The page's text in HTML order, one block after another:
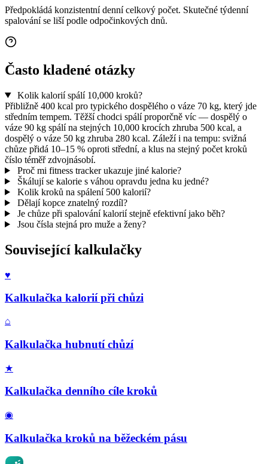
Předpokládá konzistentní denní celkový počet. Skutečné týdenní
spalování se liší podle odpočinkových dnů.
Často kladené otázky
Kolik kalorií spálí 10,000 kroků?
Přibližně 400 kcal pro typického dospělého o váze 70 kg, který jde
středním tempem. Těžší chodci spálí proporčně víc — dospělý o
váze 90 kg spálí na stejných 10,000 krocích zhruba 500 kcal, a
dospělý o váze 50 kg zhruba 280 kcal. Záleží i na tempu: svižná
chůze přidá 10–15 % oproti střední, a klus na stejný počet kroků
číslo téměř zdvojnásobí.
Proč mi fitness tracker ukazuje jiné kalorie?
Škálují se kalorie s váhou opravdu jedna ku jedné?
Kolik kroků na spálení 500 kalorií?
Dělají kopce znatelný rozdíl?
Je chůze při spalování kalorií stejně efektivní jako běh?
Jsou čísla stejná pro muže a ženy?
Související kalkulačky
♥
Kalkulačka kalorií při chůzi
⌂
Kalkulačka hubnutí chůzí
★
Kalkulačka denního cíle kroků
◉
Kalkulačka kroků na běžeckém pásu